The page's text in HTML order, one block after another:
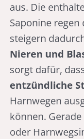
aus. Die
Saponine
steigern
Nieren und
sorgt dafür,
entzündliche
Harnwegen
können. Gerade
oder